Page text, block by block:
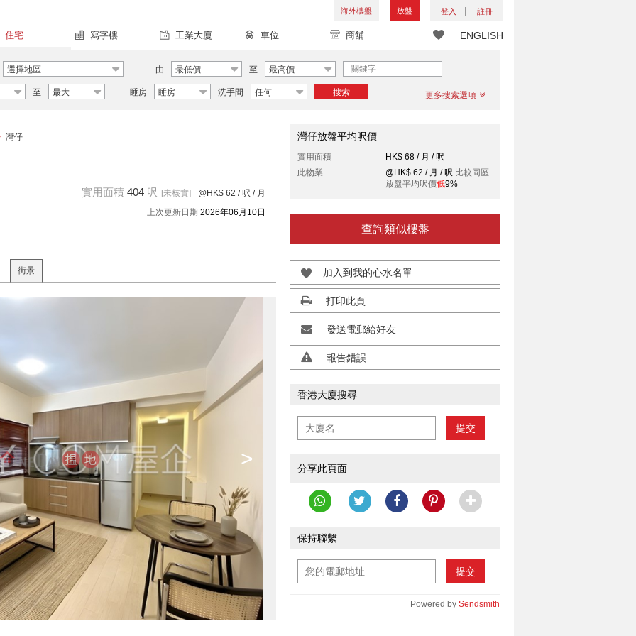
海外樓盤 放盤 登入 註冊
ENGLISH
住宅 寫字樓 工業大廈 車位 商舖
選擇地區 由 最低價 至 最高價
至 最大 睡房 睡房 洗手間 任何 搜索 更多搜索選項
灣仔
實用面積 404 呎 [未核實] @HK$ 62 / 呎 / 月
上次更新日期 2026年06月10日
街景
>
灣仔放盤平均呎價
實用面積
HK$ 68 / 月 / 呎
此物業
@HK$ 62 / 月 / 呎 比較同區
放盤平均呎價低9%
查詢類似樓盤
加入到我的心水名單
打印此頁
發送電郵給好友
報告錯誤
香港大廈搜尋
提交
分享此頁面
保持聯繫
提交
Powered by Sendsmith